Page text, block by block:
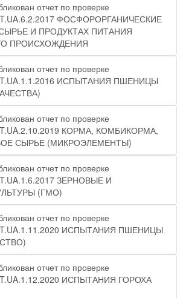
отчет по проверке
ФОСФОРОРГАНИЧЕСКИЕ
И ПРОДУКТАХ ПИТАНИЯ
ПРОИСХОЖДЕНИЯ
отчет по проверке
ИСПЫТАНИЯ ПШЕНИЦЫ
отчет по проверке
КОРМА, КОМБИКОРМА,
СЫРЬЕ (МИКРОЭЛЕМЕНТЫ)
отчет по проверке
ЗЕРНОВЫЕ И
(ГМО)
отчет по проверке
ИСПЫТАНИЯ ПШЕНИЦЫ
отчет по проверке
ИСПЫТАНИЯ ГОРОХА